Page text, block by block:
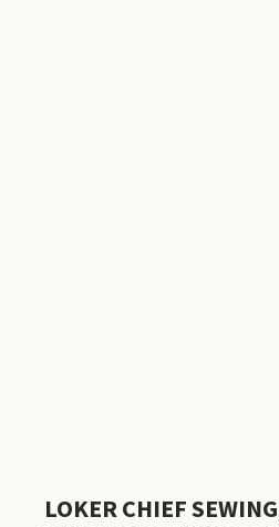
LOKER CHIEF